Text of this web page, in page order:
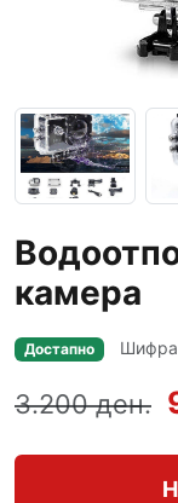
камера
Достапно
3.200 ден.